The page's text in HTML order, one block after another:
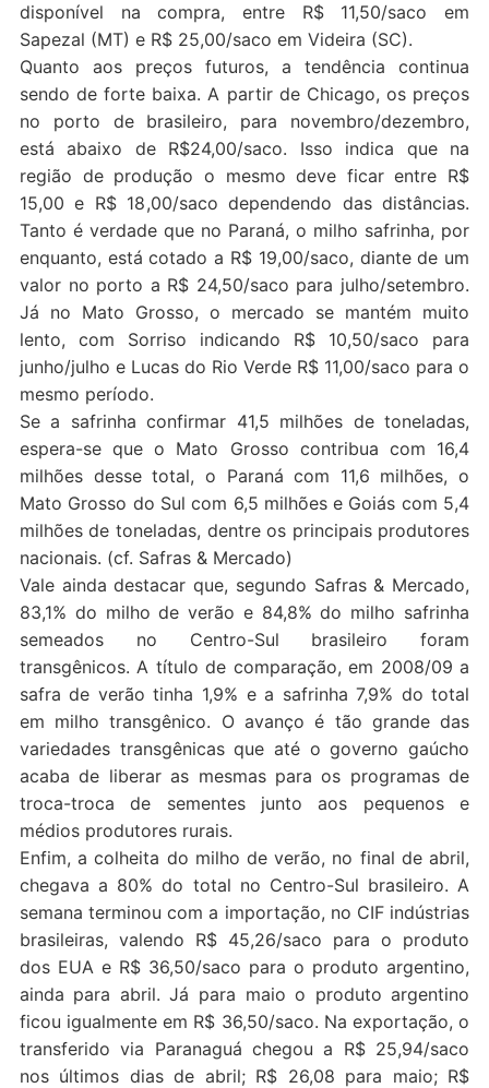
disponível na compra, entre R$ 11,50/saco em
Sapezal (MT) e R$ 25,00/saco em Videira (SC).
Quanto aos preços futuros, a tendência continua
sendo de forte baixa. A partir de Chicago, os preços
no porto de brasileiro, para novembro/dezembro,
está abaixo de R$24,00/saco. Isso indica que na
região de produção o mesmo deve ficar entre R$
15,00 e R$ 18,00/saco dependendo das distâncias.
Tanto é verdade que no Paraná, o milho safrinha, por
enquanto, está cotado a R$ 19,00/saco, diante de um
valor no porto a R$ 24,50/saco para julho/setembro.
Já no Mato Grosso, o mercado se mantém muito
lento, com Sorriso indicando R$ 10,50/saco para
junho/julho e Lucas do Rio Verde R$ 11,00/saco para o
mesmo período.
Se a safrinha confirmar 41,5 milhões de toneladas,
espera-se que o Mato Grosso contribua com 16,4
milhões desse total, o Paraná com 11,6 milhões, o
Mato Grosso do Sul com 6,5 milhões e Goiás com 5,4
milhões de toneladas, dentre os principais produtores
nacionais. (cf. Safras & Mercado)
Vale ainda destacar que, segundo Safras & Mercado,
83,1% do milho de verão e 84,8% do milho safrinha
semeados no Centro-Sul brasileiro foram
transgênicos. A título de comparação, em 2008/09 a
safra de verão tinha 1,9% e a safrinha 7,9% do total
em milho transgênico. O avanço é tão grande das
variedades transgênicas que até o governo gaúcho
acaba de liberar as mesmas para os programas de
troca-troca de sementes junto aos pequenos e
médios produtores rurais.
Enfim, a colheita do milho de verão, no final de abril,
chegava a 80% do total no Centro-Sul brasileiro. A
semana terminou com a importação, no CIF indústrias
brasileiras, valendo R$ 45,26/saco para o produto
dos EUA e R$ 36,50/saco para o produto argentino,
ainda para abril. Já para maio o produto argentino
ficou igualmente em R$ 36,50/saco. Na exportação, o
transferido via Paranaguá chegou a R$ 25,94/saco
nos últimos dias de abril; R$ 26,08 para maio; R$